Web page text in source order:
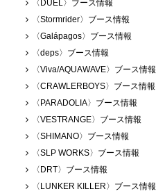
〈DUEL〉ブース情報
〈Stormrider〉ブース情報
〈Galápagos〉ブース情報
〈deps〉ブース情報
〈Viva/AQUAWAVE〉ブース情報
〈CRAWLERBOYS〉ブース情報
〈PARADOLIA〉ブース情報
〈VESTRANGE〉ブース情報
〈SHIMANO〉ブース情報
〈SLP WORKS〉ブース情報
〈DRT〉ブース情報
〈LUNKER KILLER〉ブース情報